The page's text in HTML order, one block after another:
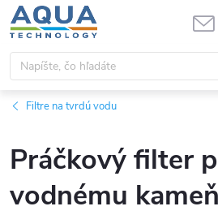
Prejsť
na
obsah
Filtre na tvrdú vodu
Práčkový filter
vodnému